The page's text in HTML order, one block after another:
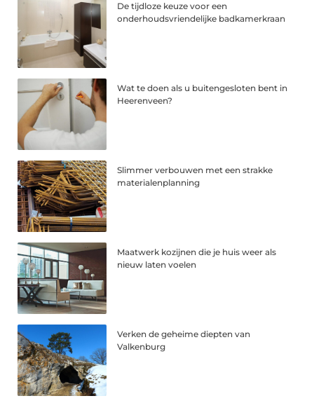
De tijdloze keuze voor een
onderhoudsvriendelijke badkamerkraan
Wat te doen als u buitengesloten bent in
Heerenveen?
Slimmer verbouwen met een strakke
materialenplanning
Maatwerk kozijnen die je huis weer als
nieuw laten voelen
Verken de geheime diepten van
Valkenburg